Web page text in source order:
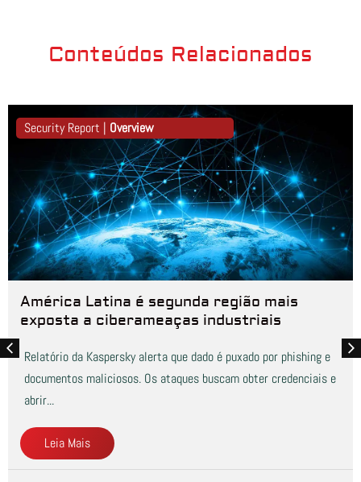
Conteúdos Relacionados
Security Report | Overview
América Latina é segunda região mais
exposta a ciberameaças industriais
Relatório da Kaspersky alerta que dado é puxado por phishing e
documentos maliciosos. Os ataques buscam obter credenciais e
abrir...
Leia Mais